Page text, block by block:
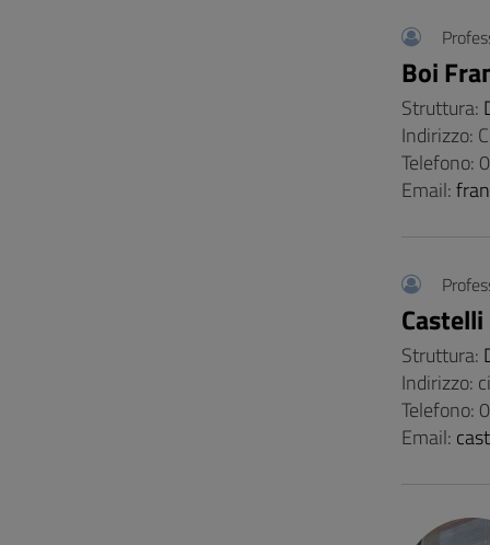
Boi
Struttura:
Indirizzo:
Telefono:
Email:
Struttura:
Indirizzo:
Telefono:
Email: